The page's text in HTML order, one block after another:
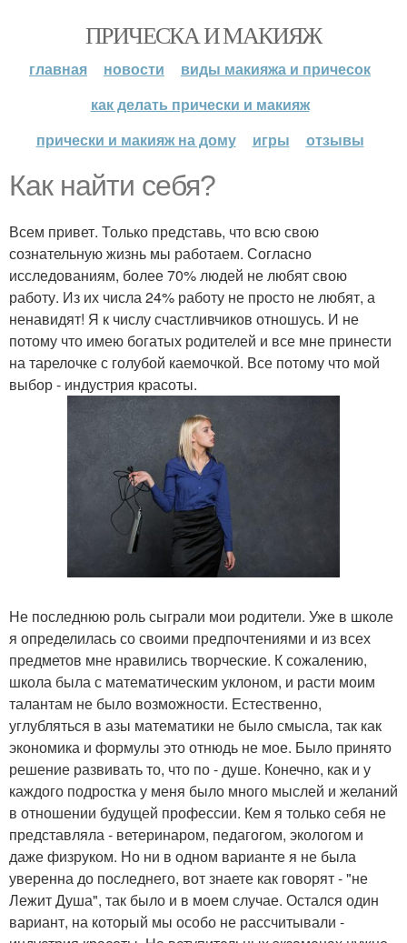
ПРИЧЕСКА И МАКИЯЖ
главная новости
виды макияжа и причесок
как делать прически и макияж
прически и макияж на дому
игры отзывы
Как найти себя?
Всем привет. Только представь, что всю свою
сознательную жизнь мы работаем. Согласно
исследованиям, более 70% людей не любят свою
работу. Из их числа 24% работу не просто не любят, а
ненавидят! Я к числу счастливчиков отношусь. И не
потому что имею богатых родителей и все мне принести
на тарелочке с голубой каемочкой. Все потому что мой
выбор - индустрия красоты.
Не последнюю роль сыграли мои родители. Уже в школе
я определилась со своими предпочтениями и из всех
предметов мне нравились творческие. К сожалению,
школа была с математическим уклоном, и расти моим
талантам не было возможности. Естественно,
углубляться в азы математики не было смысла, так как
экономика и формулы это отнюдь не мое. Было принято
решение развивать то, что по - душе. Конечно, как и у
каждого подростка у меня было много мыслей и желаний
в отношении будущей профессии. Кем я только себя не
представляла - ветеринаром, педагогом, экологом и
даже физруком. Но ни в одном варианте я не была
уверенна до последнего, вот знаете как говорят - "не
Лежит Душа", так было и в моем случае. Остался один
вариант, на который мы особо не рассчитывали -